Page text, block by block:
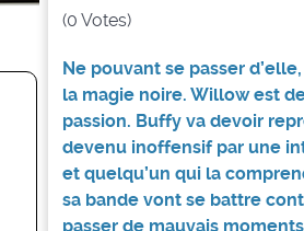
(0 Votes)
Ne pouvant se passer
la magie noire. Willow est
passion. Buffy va devoir
devenu inoffensif par une
et quelqu’un qui la
sa bande vont se battre
passer de mauvais